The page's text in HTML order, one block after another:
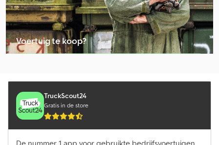
Hyster Heftruck Met Intrekbare Mast
Jungheinrich Heftruck Met Intrekbare Mast
Komatsu Heftruck Met Intrekbare Mast
Manitou Heftruck Met Intrekbare Mast
Mitsubishi Heftruck Met Intrekbare Mast
Voertuig te koop?
TruckScout24
Gratis in de store